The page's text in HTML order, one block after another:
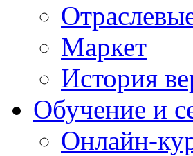
Маркет
История
Обучение и
Онлайн-